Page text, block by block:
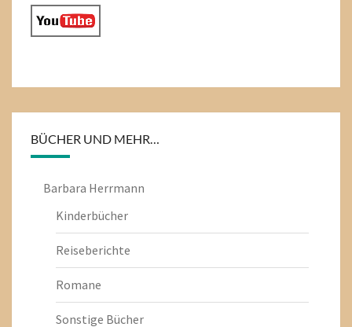
BÜCHER UND MEHR…
Barbara Herrmann
Kinderbücher
Reiseberichte
Romane
Sonstige Bücher